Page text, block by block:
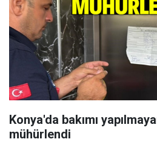
Konya'da bakımı
mühürlendi